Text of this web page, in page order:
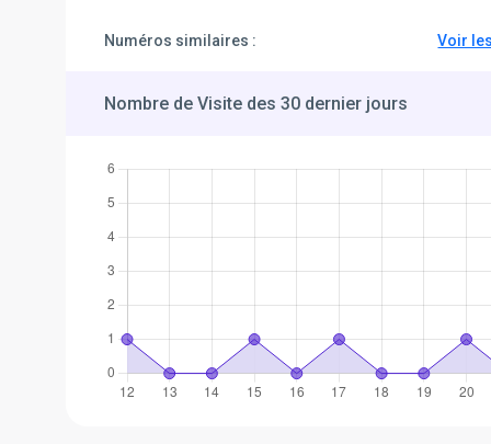
Numéros similaires : Voir
Nombre de Visite des 30 dernier jours